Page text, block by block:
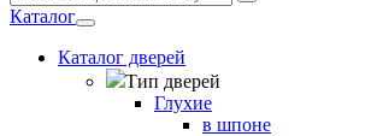
Каталог
Каталог дверей
Тип дверей
Глухие
в шпоне